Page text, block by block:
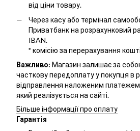
від ціни товару.
Через касу або термінал
Приватбанк на розрахунковий
IBAN.
*комісію за перерахування
Важливо: Магазин залишає за
часткову передоплату у покупця в
відправлення наложеним платежем
який реалізується на сайті.
Більше інформації про оплату
Гарантія